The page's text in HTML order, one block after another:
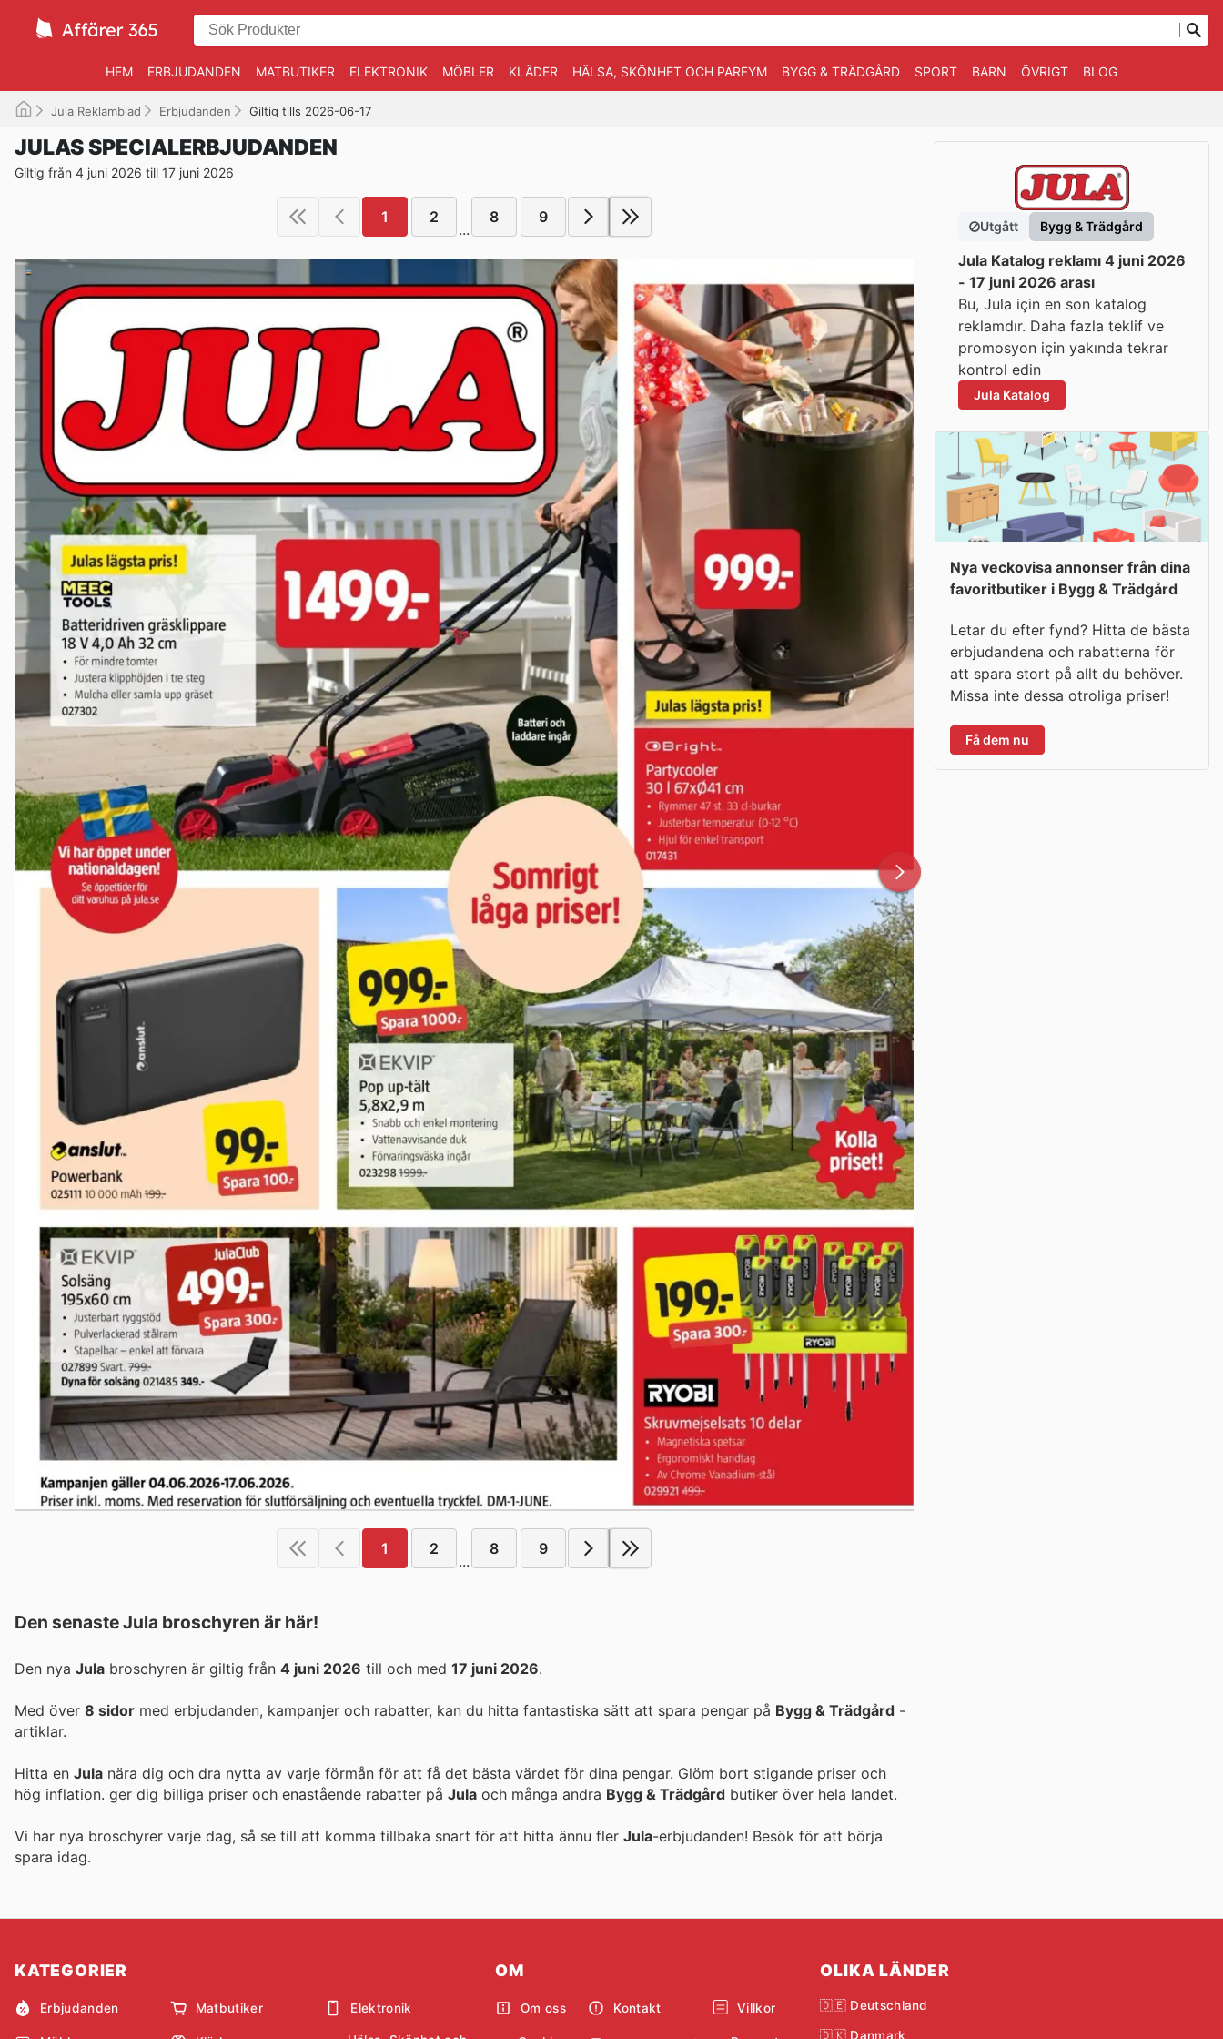
HEM ERBJUDANDEN MATBUTIKER ELEKTRONIK MÖBLER KLÄDER HÄLSA, SKÖNHET OCH PARFYM BYGG & TRÄDGÅRD SPORT BARN ÖVRIGT BLOG
Jula Reklamblad Erbjudanden Giltig tills 2026-06-17
JULAS SPECIALERBJUDANDEN
Giltig från 4 juni 2026 till 17 juni 2026
1 2
...
8 9
1 2
...
8 9
Den senaste Jula broschyren är här!
Den nya Jula broschyren är giltig från 4 juni 2026 till och med 17 juni 2026.
Med över 8 sidor med erbjudanden, kampanjer och rabatter, kan du hitta fantastiska sätt att spara pengar på Bygg & Trädgård -
artiklar.
Hitta en Jula nära dig och dra nytta av varje förmån för att få det bästa värdet för dina pengar. Glöm bort stigande priser och
hög inflation. ger dig billiga priser och enastående rabatter på Jula och många andra Bygg & Trädgård butiker över hela landet.
Vi har nya broschyrer varje dag, så se till att komma tillbaka snart för att hitta ännu fler Jula-erbjudanden! Besök för att börja
spara idag.
Utgått Bygg & Trädgård
Jula Katalog reklamı 4 juni 2026
- 17 juni 2026 arası
Bu, Jula için en son katalog
reklamdır. Daha fazla teklif ve
promosyon için yakında tekrar
kontrol edin
Jula Katalog
Nya veckovisa annonser från dina
favoritbutiker i Bygg & Trädgård
Letar du efter fynd? Hitta de bästa
erbjudandena och rabatterna för
att spara stort på allt du behöver.
Missa inte dessa otroliga priser!
Få dem nu
KATEGORIER
Erbjudanden Matbutiker Elektronik
OM
Om oss Kontakt Villkor
OLIKA LÄNDER
🇩🇪 Deutschland
🇩🇰 Danmark